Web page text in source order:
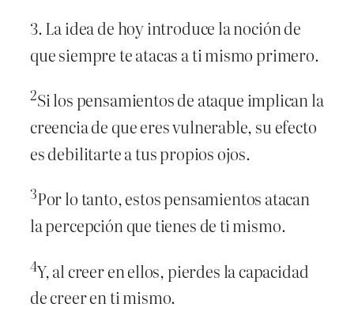
3. La idea de hoy introduce la noción de
que siempre te atacas a ti mismo primero.
2Si los pensamientos de ataque implican la
creencia de que eres vulnerable, su efecto
es debilitarte a tus propios ojos.
3Por lo tanto, estos pensamientos atacan
la percepción que tienes de ti mismo.
4Y, al creer en ellos, pierdes la capacidad
de creer en ti mismo.